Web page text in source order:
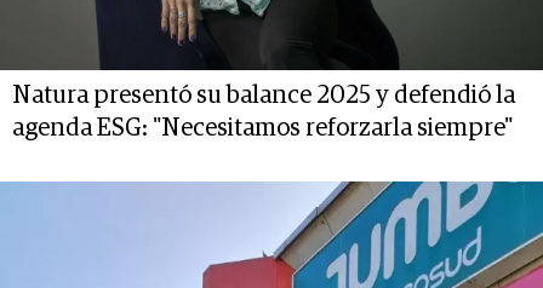
Natura presentó su balance 2025 y defendió la
agenda ESG: "Necesitamos reforzarla siempre"